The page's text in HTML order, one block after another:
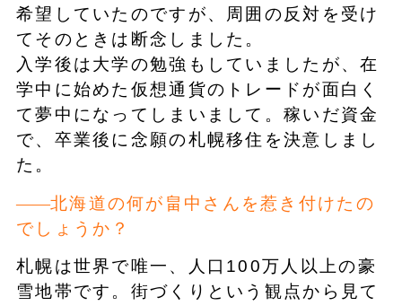
希望していたのですが、周囲の反対を受け
てそのときは断念しました。
入学後は大学の勉強もしていましたが、在
学中に始めた仮想通貨のトレードが面白く
て夢中になってしまいまして。稼いだ資金
で、卒業後に念願の札幌移住を決意しまし
た。
北海道の何が畠中さんを惹き付けたの
でしょうか？
札幌は世界で唯一、人口100万人以上の豪
雪地帯です。街づくりという観点から見て